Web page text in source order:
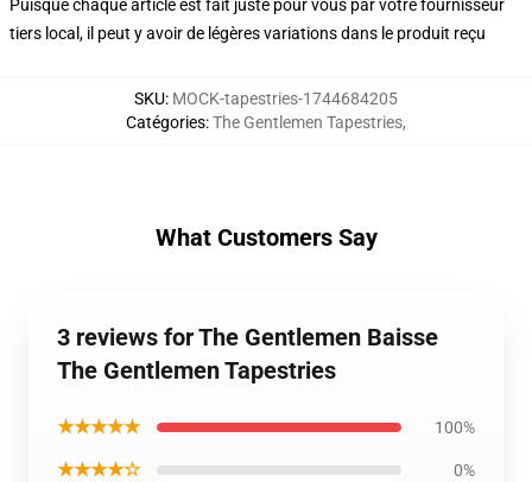
Puisque chaque article est fait juste pour vous par votre fournisseur
tiers local, il peut y avoir de légères variations dans le produit reçu
SKU: MOCK-tapestries-1744684205
Catégories:The Gentlemen Tapestries,
What Customers Say
3 reviews for The Gentlemen Baisse
The Gentlemen Tapestries
★★★★★ 100%
★★★★☆ 0%